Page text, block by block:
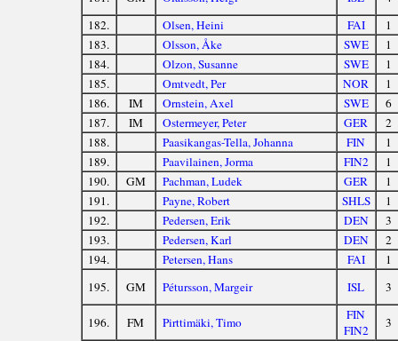
182.
Olsen, Heini FAI
1
183.
Olsson, Åke SWE
1
184.
Olzon, Susanne SWE
1
185.
Omtvedt, Per NOR
1
186.
IM Ornstein, Axel SWE
6
187.
IM Ostermeyer, Peter GER
2
188.
Paasikangas-Tella, Johanna FIN
1
189.
Paavilainen, Jorma FIN2
1
190.
GM Pachman, Ludek GER
1
191.
Payne, Robert SHLS
1
192.
Pedersen, Erik DEN
3
193.
Pedersen, Karl DEN
2
194.
Petersen, Hans FAI
1
195.
GM Pétursson, Margeir ISL 3
196. FM Pirttimäki, Timo
FIN
FIN2
3